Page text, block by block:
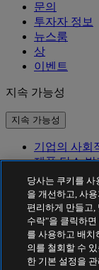
문의
투자자 정보
뉴스룸
상
이벤트
지속 가능성
지속 가능성
기업의 사회
제품 탄소 발
Project
Earthion
개인정보 처리방침
Cookie 정책
법적 고지 사항
추가 법적 정보
당사는 쿠키를 사
을 개선하고, 사
편리하게 만들고,
수락"을 클릭하면
를 사용하고 배치
의를 철회할 수
한 기본 설정을